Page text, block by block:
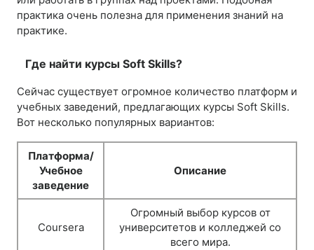
практика очень полезна для применения знаний на
практике.
Где найти курсы Soft Skills?
Сейчас существует огромное количество платформ и
учебных заведений, предлагающих курсы Soft Skills.
Вот несколько популярных вариантов:
Платформа/
Учебное
заведение
Описание
Coursera
Огромный выбор курсов от
университетов и колледжей со
всего мира.